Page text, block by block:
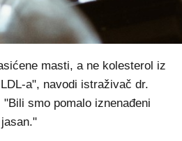
masti, a ne kolesterol iz
a", navodi istraživač dr.
smo pomalo iznenađeni